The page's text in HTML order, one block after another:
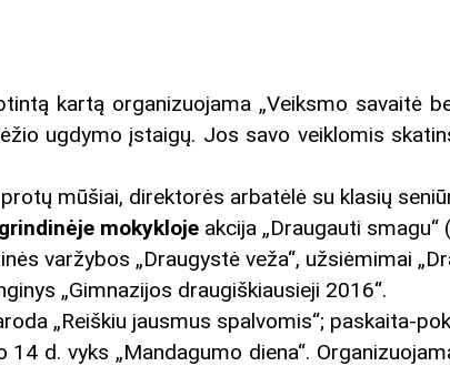
kartą organizuojama „Veiksmo savaitė
ugdymo įstaigų. Jos savo veiklomis
mūšiai, direktorės arbatėlė su klasių
mokykloje akcija „Draugauti
varžybos „Draugystė veža“, užsiėmimai
„Gimnazijos draugiškiausieji 2016“.
„Reiškiu jausmus spalvomis“; paskaita-
14 d. vyks „Mandagumo diena“.